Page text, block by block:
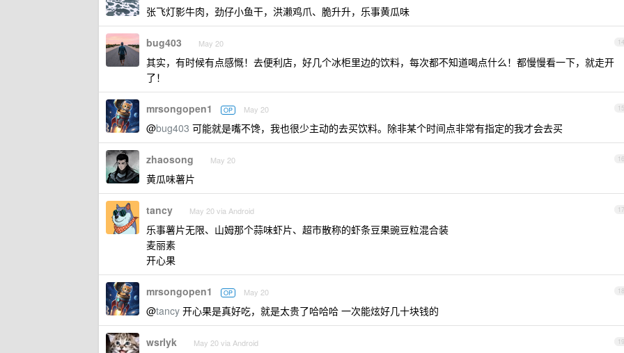
张飞灯影牛肉，劲仔小鱼干，洪濑鸡爪、脆升升，乐事黄瓜味
14
bug403 May 20
其实，有时候有点感慨！去便利店，好几个冰柜里边的饮料，每次都不知道喝点什么！都慢慢看一下，就走开
了！
15
mrsongopen1 OP May 20
@bug403 可能就是嘴不馋，我也很少主动的去买饮料。除非某个时间点非常有指定的我才会去买
16
zhaosong May 20
黄瓜味薯片
17
tancy May 20 via Android
乐事薯片无限、山姆那个蒜味虾片、超市散称的虾条豆果豌豆粒混合装
麦丽素
开心果
18
mrsongopen1 OP May 20
@tancy 开心果是真好吃，就是太贵了哈哈哈 一次能炫好几十块钱的
19
wsrlyk May 20 via Android